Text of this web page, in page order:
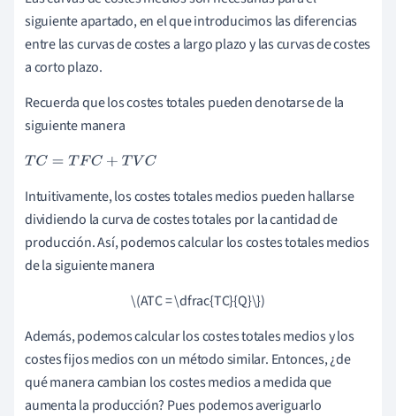
siguiente apartado, en el que introducimos las diferencias
entre las curvas de costes a largo plazo y las curvas de costes
a corto plazo.
Recuerda que los costes totales pueden denotarse de la
siguiente manera
TC=TFC+TVC
Intuitivamente, los costes totales medios pueden hallarse
dividiendo la curva de costes totales por la cantidad de
producción. Así, podemos calcular los costes totales medios
de la siguiente manera
\(ATC = \dfrac{TC}{Q}\})
Además, podemos calcular los costes totales medios y los
costes fijos medios con un método similar. Entonces, ¿de
qué manera cambian los costes medios a medida que
aumenta la producción? Pues podemos averiguarlo